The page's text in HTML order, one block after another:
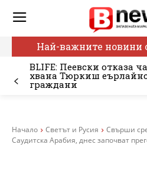
Най-важните новини
BLIFE: Пеевски отказа
хвана Тюркиш
граждани
Начало Светът и Русия
Свърши
Саудитска Арабия, днес започват